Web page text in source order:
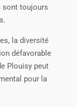
sont toujours
la diversité
défavorable
Plouisy peut
pour la